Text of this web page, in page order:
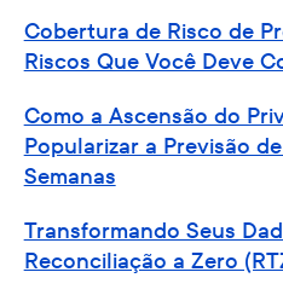
Cobertura de Risco de
Riscos Que Você Deve
Como a Ascensão do
Popularizar a Previsão
Semanas
Transformando Seus
Reconciliação a Zero